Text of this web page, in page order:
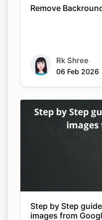
Remove
Rk Shree
06 Feb 2026
Step by Step
images from